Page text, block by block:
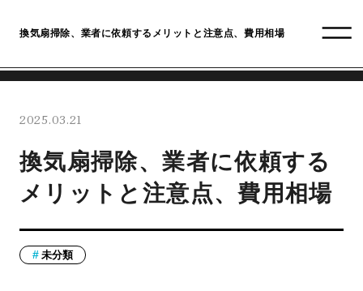
換気扇掃除、業者に依頼するメリットと注意点、費用相場
2025.03.21
換気扇掃除、業者に依頼する
メリットと注意点、費用相場
未分類